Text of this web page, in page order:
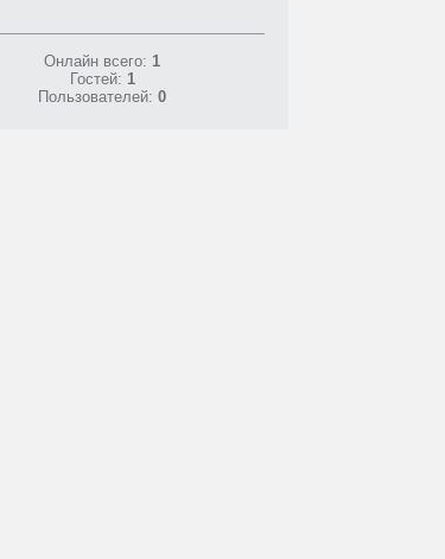
Онлайн всего: 1
Гостей: 1
Пользователей: 0